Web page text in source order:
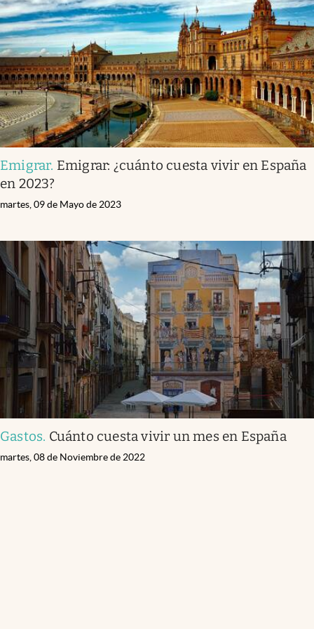
Emigrar. Emigrar: ¿cuánto cuesta vivir en España
en 2023?
martes, 09 de Mayo de 2023
Gastos. Cuánto cuesta vivir un mes en España
martes, 08 de Noviembre de 2022